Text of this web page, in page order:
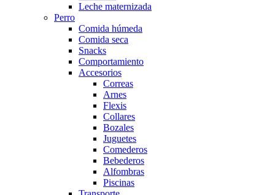
Leche maternizada
Perro
Comida húmeda
Comida seca
Snacks
Comportamiento
Accesorios
Correas
Arnes
Flexis
Collares
Bozales
Juguetes
Comederos
Bebederos
Alfombras
Piscinas